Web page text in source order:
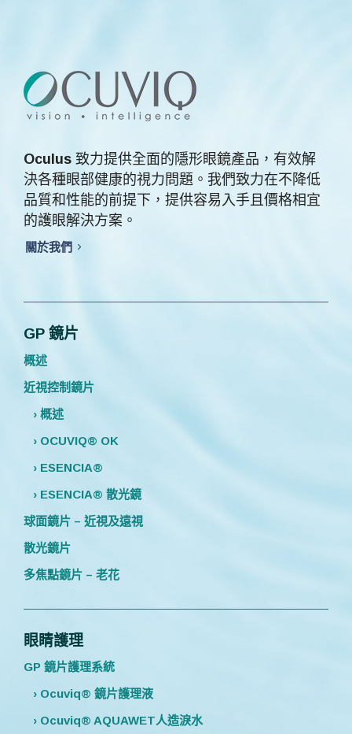
content
Oculus 致力提供全面的隱形眼鏡產品，有效解
決各種眼部健康的視力問題。我們致力在不降低
品質和性能的前提下，提供容易入手且價格相宜
的護眼解決方案。
關於我們
GP 鏡片
概述
近視控制鏡片
› 概述
› OCUVIQ® OK
› ESENCIA®
› ESENCIA® 散光鏡
球面鏡片 – 近視及遠視
散光鏡片
多焦點鏡片 – 老花
眼睛護理
GP 鏡片護理系統
› Ocuviq® 鏡片護理液
› Ocuviq® AQUAWET人造淚水